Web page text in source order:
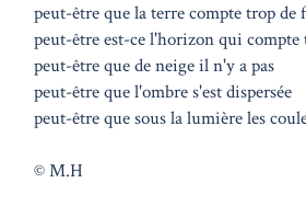
peut-être que la terre compte trop de
peut-être est-ce l'horizon qui compte
peut-être que de neige il n'y a pas
peut-être que l'ombre s'est dispersée
peut-être que sous la lumière les
© M.H